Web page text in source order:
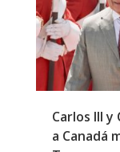
Carlos III
a Canadá